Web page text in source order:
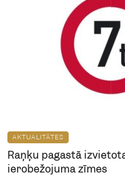
AKTUALITĀTES
Raņķu pagastā
ierobežojuma zīmes